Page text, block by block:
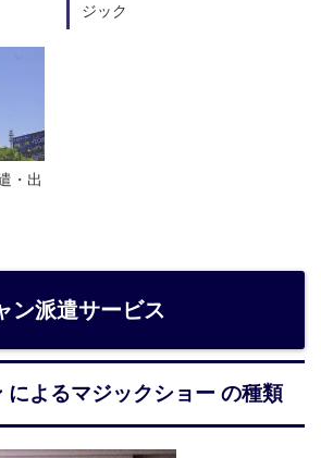
ジック
・出
ン派遣サービス
によるマジックショー の種類